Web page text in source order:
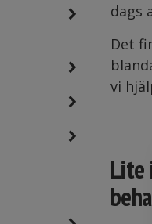
dags
Det
vi
Lite